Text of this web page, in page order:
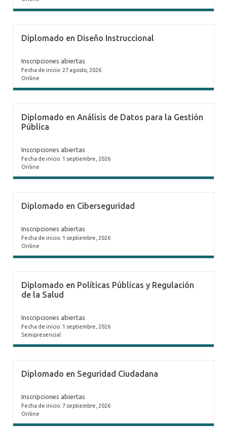
Diplomado en Diseño Instruccional
Inscripciones abiertas
Fecha de inicio: 27 agosto, 2026
Online
Diplomado en Análisis de Datos para la Gestión
Pública
Inscripciones abiertas
Fecha de inicio: 1 septiembre, 2026
Online
Diplomado en Ciberseguridad
Inscripciones abiertas
Fecha de inicio: 1 septiembre, 2026
Online
Diplomado en Políticas Públicas y Regulación
de la Salud
Inscripciones abiertas
Fecha de inicio: 1 septiembre, 2026
Semipresencial
Diplomado en Seguridad Ciudadana
Inscripciones abiertas
Fecha de inicio: 7 septiembre, 2026
Online